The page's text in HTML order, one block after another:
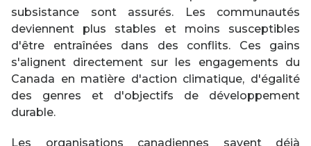
subsistance sont assurés. Les communautés
deviennent plus stables et moins susceptibles
d'être entraînées dans des conflits. Ces gains
s'alignent directement sur les engagements du
Canada en matière d'action climatique, d'égalité
des genres et d'objectifs de développement
durable.
Les organisations canadiennes savent déjà